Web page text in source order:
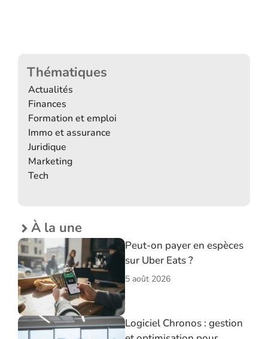
Thématiques
Actualités
Finances
Formation et emploi
Immo et assurance
Juridique
Marketing
Tech
À la une
Peut-on payer en espèces
sur Uber Eats ?
5 août 2026
Logiciel Chronos : gestion